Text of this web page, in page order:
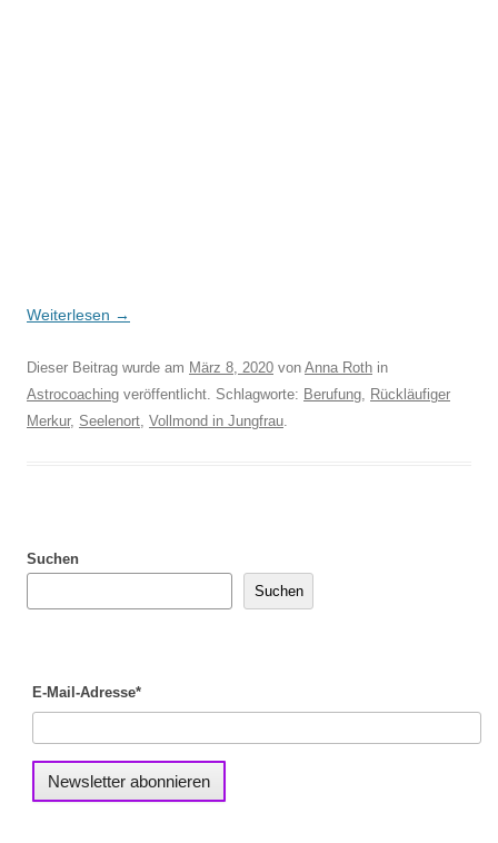
Weiterlesen →
Dieser Beitrag wurde am März 8, 2020 von Anna Roth in
Astrocoaching veröffentlicht. Schlagworte: Berufung, Rückläufiger
Merkur, Seelenort, Vollmond in Jungfrau.
Suchen
Suchen
E-Mail-Adresse*